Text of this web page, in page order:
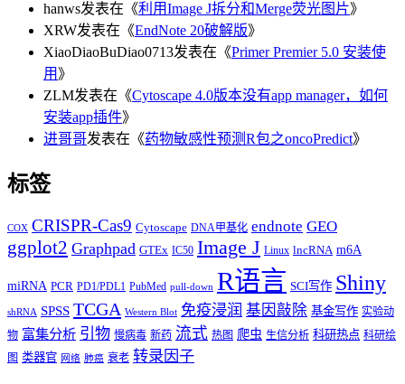
hanws发表在《利用Image J拆分和Merge荧光图片》
XRW发表在《EndNote 20破解版》
XiaoDiaoBuDiao0713发表在《Primer Premier 5.0 安装使
用 》
ZLM发表在《Cytoscape 4.0版本没有app manager，如何
安装app插件》
进哥哥发表在《药物敏感性预测R包之oncoPredict》
标签
COX CRISPR-Cas9 Cytoscape DNA甲基化 endnote GEO
ggplot2 Graphpad GTEx IC50 Image J Linux lncRNA m6A
miRNA PCR PD1/PDL1 PubMed pull-down R语言 SCI写作 Shiny
shRNA SPSS TCGA Western Blot 免疫浸润 基因敲除 基金写作 实验动
物 富集分析 引物 慢病毒 新药 流式 热图 爬虫 生信分析 科研热点 科研绘
图 类器官 网络 肺癌 衰老 转录因子